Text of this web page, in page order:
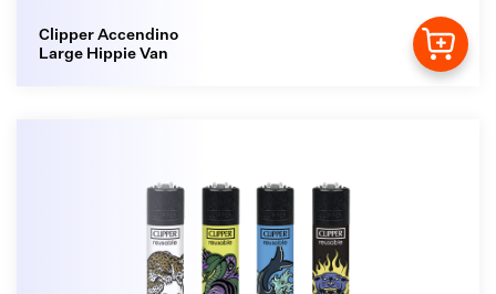
Clipper Accendino
Large Hippie Van